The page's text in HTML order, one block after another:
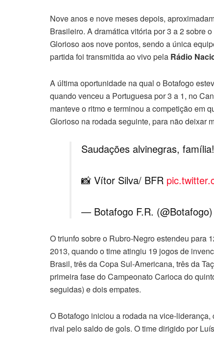
Nove anos e nove meses depois,
Brasileiro. A dramática vitória por 3 a 2 sobre
Glorioso aos nove pontos, sendo a única
partida foi transmitida ao vivo pela Rádio
A última oportunidade na qual o Botafogo
quando venceu a Portuguesa por 3 a 1, no
manteve o ritmo e terminou a competição em
Glorioso na rodada seguinte, para não deixar
Saudações alvinegras,
📸 Vítor Silva/ BFR
— Botafogo F.R. (@Botafogo)
O triunfo sobre o Rubro-Negro estendeu para
2013, quando o time atingiu 19 jogos de
Brasil, três da Copa Sul-Americana, três da
primeira fase do Campeonato Carioca do
seguidas) e dois empates.
O Botafogo iniciou a rodada na vice-
rival pelo saldo de gols. O time dirigido por